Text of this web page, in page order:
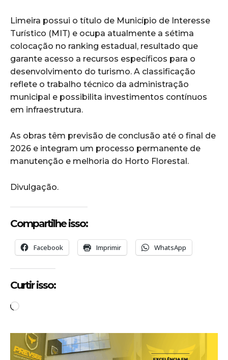
Limeira possui o título de Município de Interesse
Turístico (MIT) e ocupa atualmente a sétima
colocação no ranking estadual, resultado que
garante acesso a recursos específicos para o
desenvolvimento do turismo. A classificação
reflete o trabalho técnico da administração
municipal e possibilita investimentos contínuos
em infraestrutura.
As obras têm previsão de conclusão até o final de
2026 e integram um processo permanente de
manutenção e melhoria do Horto Florestal.
Divulgação.
Compartilhe isso:
Facebook Imprimir WhatsApp
Curtir isso:
C
r
r